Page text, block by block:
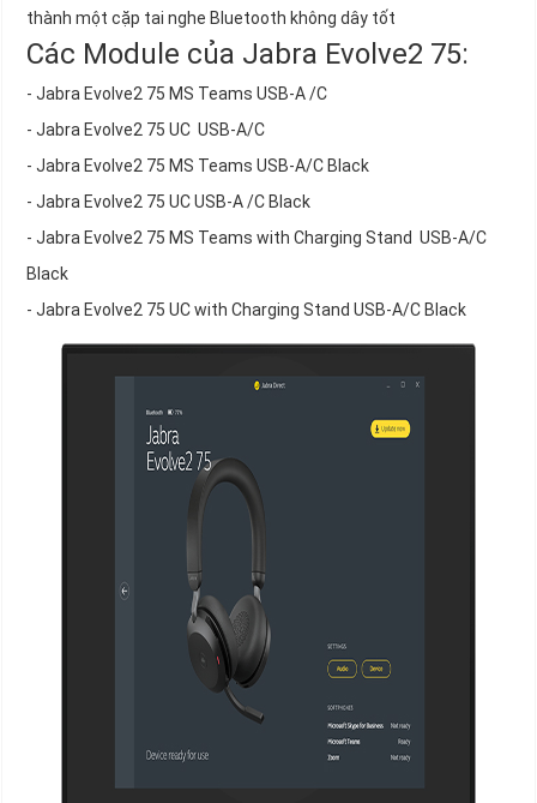
thành một cặp tai nghe Bluetooth không dây tốt
Các Module của Jabra Evolve2 75:
- Jabra Evolve2 75 MS Teams USB-A /C
- Jabra Evolve2 75 UC USB-A/C
- Jabra Evolve2 75 MS Teams USB-A/C Black
- Jabra Evolve2 75 UC USB-A /C Black
- Jabra Evolve2 75 MS Teams with Charging Stand USB-A/C
Black
- Jabra Evolve2 75 UC with Charging Stand USB-A/C Black